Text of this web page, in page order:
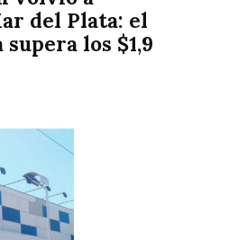
del Plata: el
los $1,9